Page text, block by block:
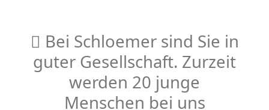
Bei Schloemer sind Sie in
guter Gesellschaft. Zurzeit
werden 20 junge
Menschen bei uns